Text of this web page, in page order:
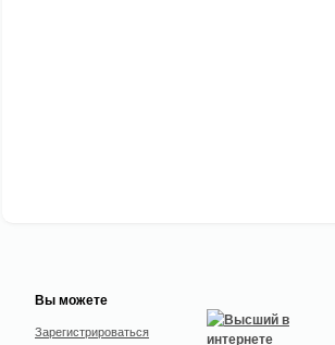
Вы можете
Зарегистрироваться